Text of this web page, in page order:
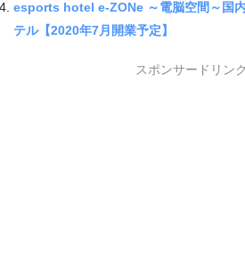
esports hotel e-ZONe ～電脳空間～国
テル【2020年7月開業予定】
スポンサードリン